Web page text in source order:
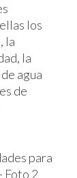
los
la
la
agua
de